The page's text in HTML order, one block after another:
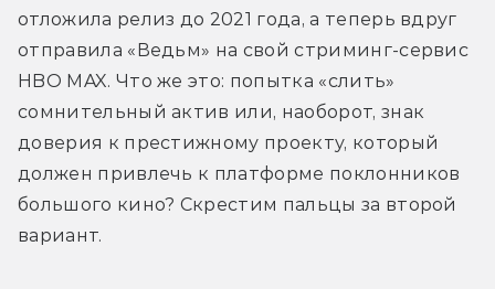
отложила релиз до 2021 года, а теперь вдруг
отправила «Ведьм» на свой стриминг-сервис
HBO MAX. Что же это: попытка «слить»
сомнительный актив или, наоборот, знак
доверия к престижному проекту, который
должен привлечь к платформе поклонников
большого кино? Скрестим пальцы за второй
вариант.